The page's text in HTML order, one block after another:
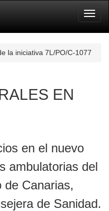
la iniciativa 7L/PO/C-1077
EN
en el nuevo
ambulatorias del
de Canarias,
de Sanidad.